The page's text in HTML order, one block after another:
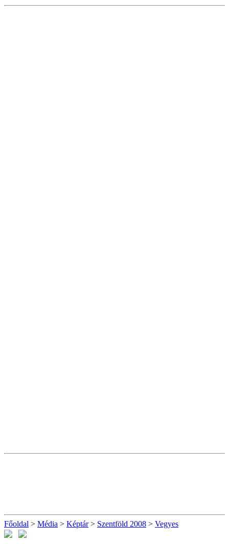
Főoldal > Média > Képtár> Szentföld 2008 > Vegyes